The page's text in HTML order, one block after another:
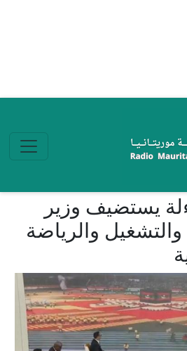
يستضيف وزير
والرياضة